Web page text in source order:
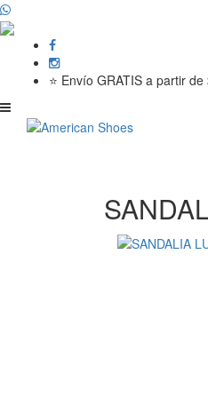
⭐ Envío GRATIS a partir de